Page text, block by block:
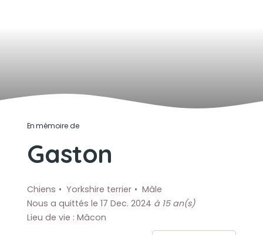
En mémoire de
Gaston
Chiens Yorkshire terrier
Mâle
Nous a quittés le 17 Dec. 2024 à 15 an(s)
Lieu de vie : Mâcon